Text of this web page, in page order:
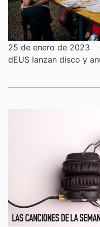
25 de enero de 2023
dEUS lanzan disco y